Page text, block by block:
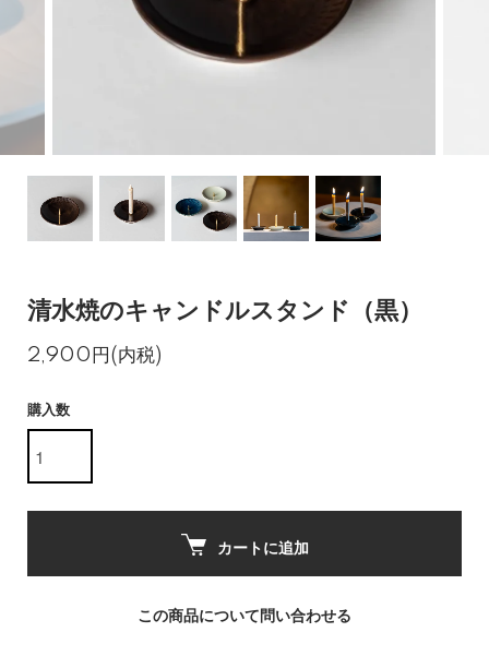
清水焼のキャンドルスタンド（黒）
2,900円(内税)
購入数
カートに追加
この商品について問い合わせる